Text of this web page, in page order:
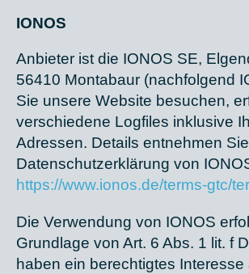
IONOS
Anbieter ist die IONOS SE,
56410 Montabaur (nachfolgend
Sie unsere Website besuchen,
verschiedene Logfiles inklusive
Adressen. Details entnehmen
Datenschutzerklärung von
https://www.ionos.de/terms-gtc/
Die Verwendung von IONOS
Grundlage von Art. 6 Abs. 1 lit. f
haben ein berechtigtes Interesse